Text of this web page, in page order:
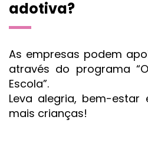
adotiva?
As empresas podem
através do programa
Escola”.
Leva alegria, bem-estar
mais crianças!